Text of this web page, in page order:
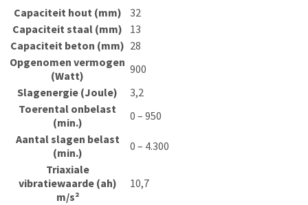
Capaciteit hout (mm)
32
Capaciteit staal (mm)
13
Capaciteit beton (mm) 28
Opgenomen vermogen
(Watt)
900
Slagenergie (Joule)
3,2
Toerental onbelast
(min.)
0 – 950
Aantal slagen belast
(min.)
0 – 4.300
Triaxiale
vibratiewaarde (ah)
m/s²
10,7